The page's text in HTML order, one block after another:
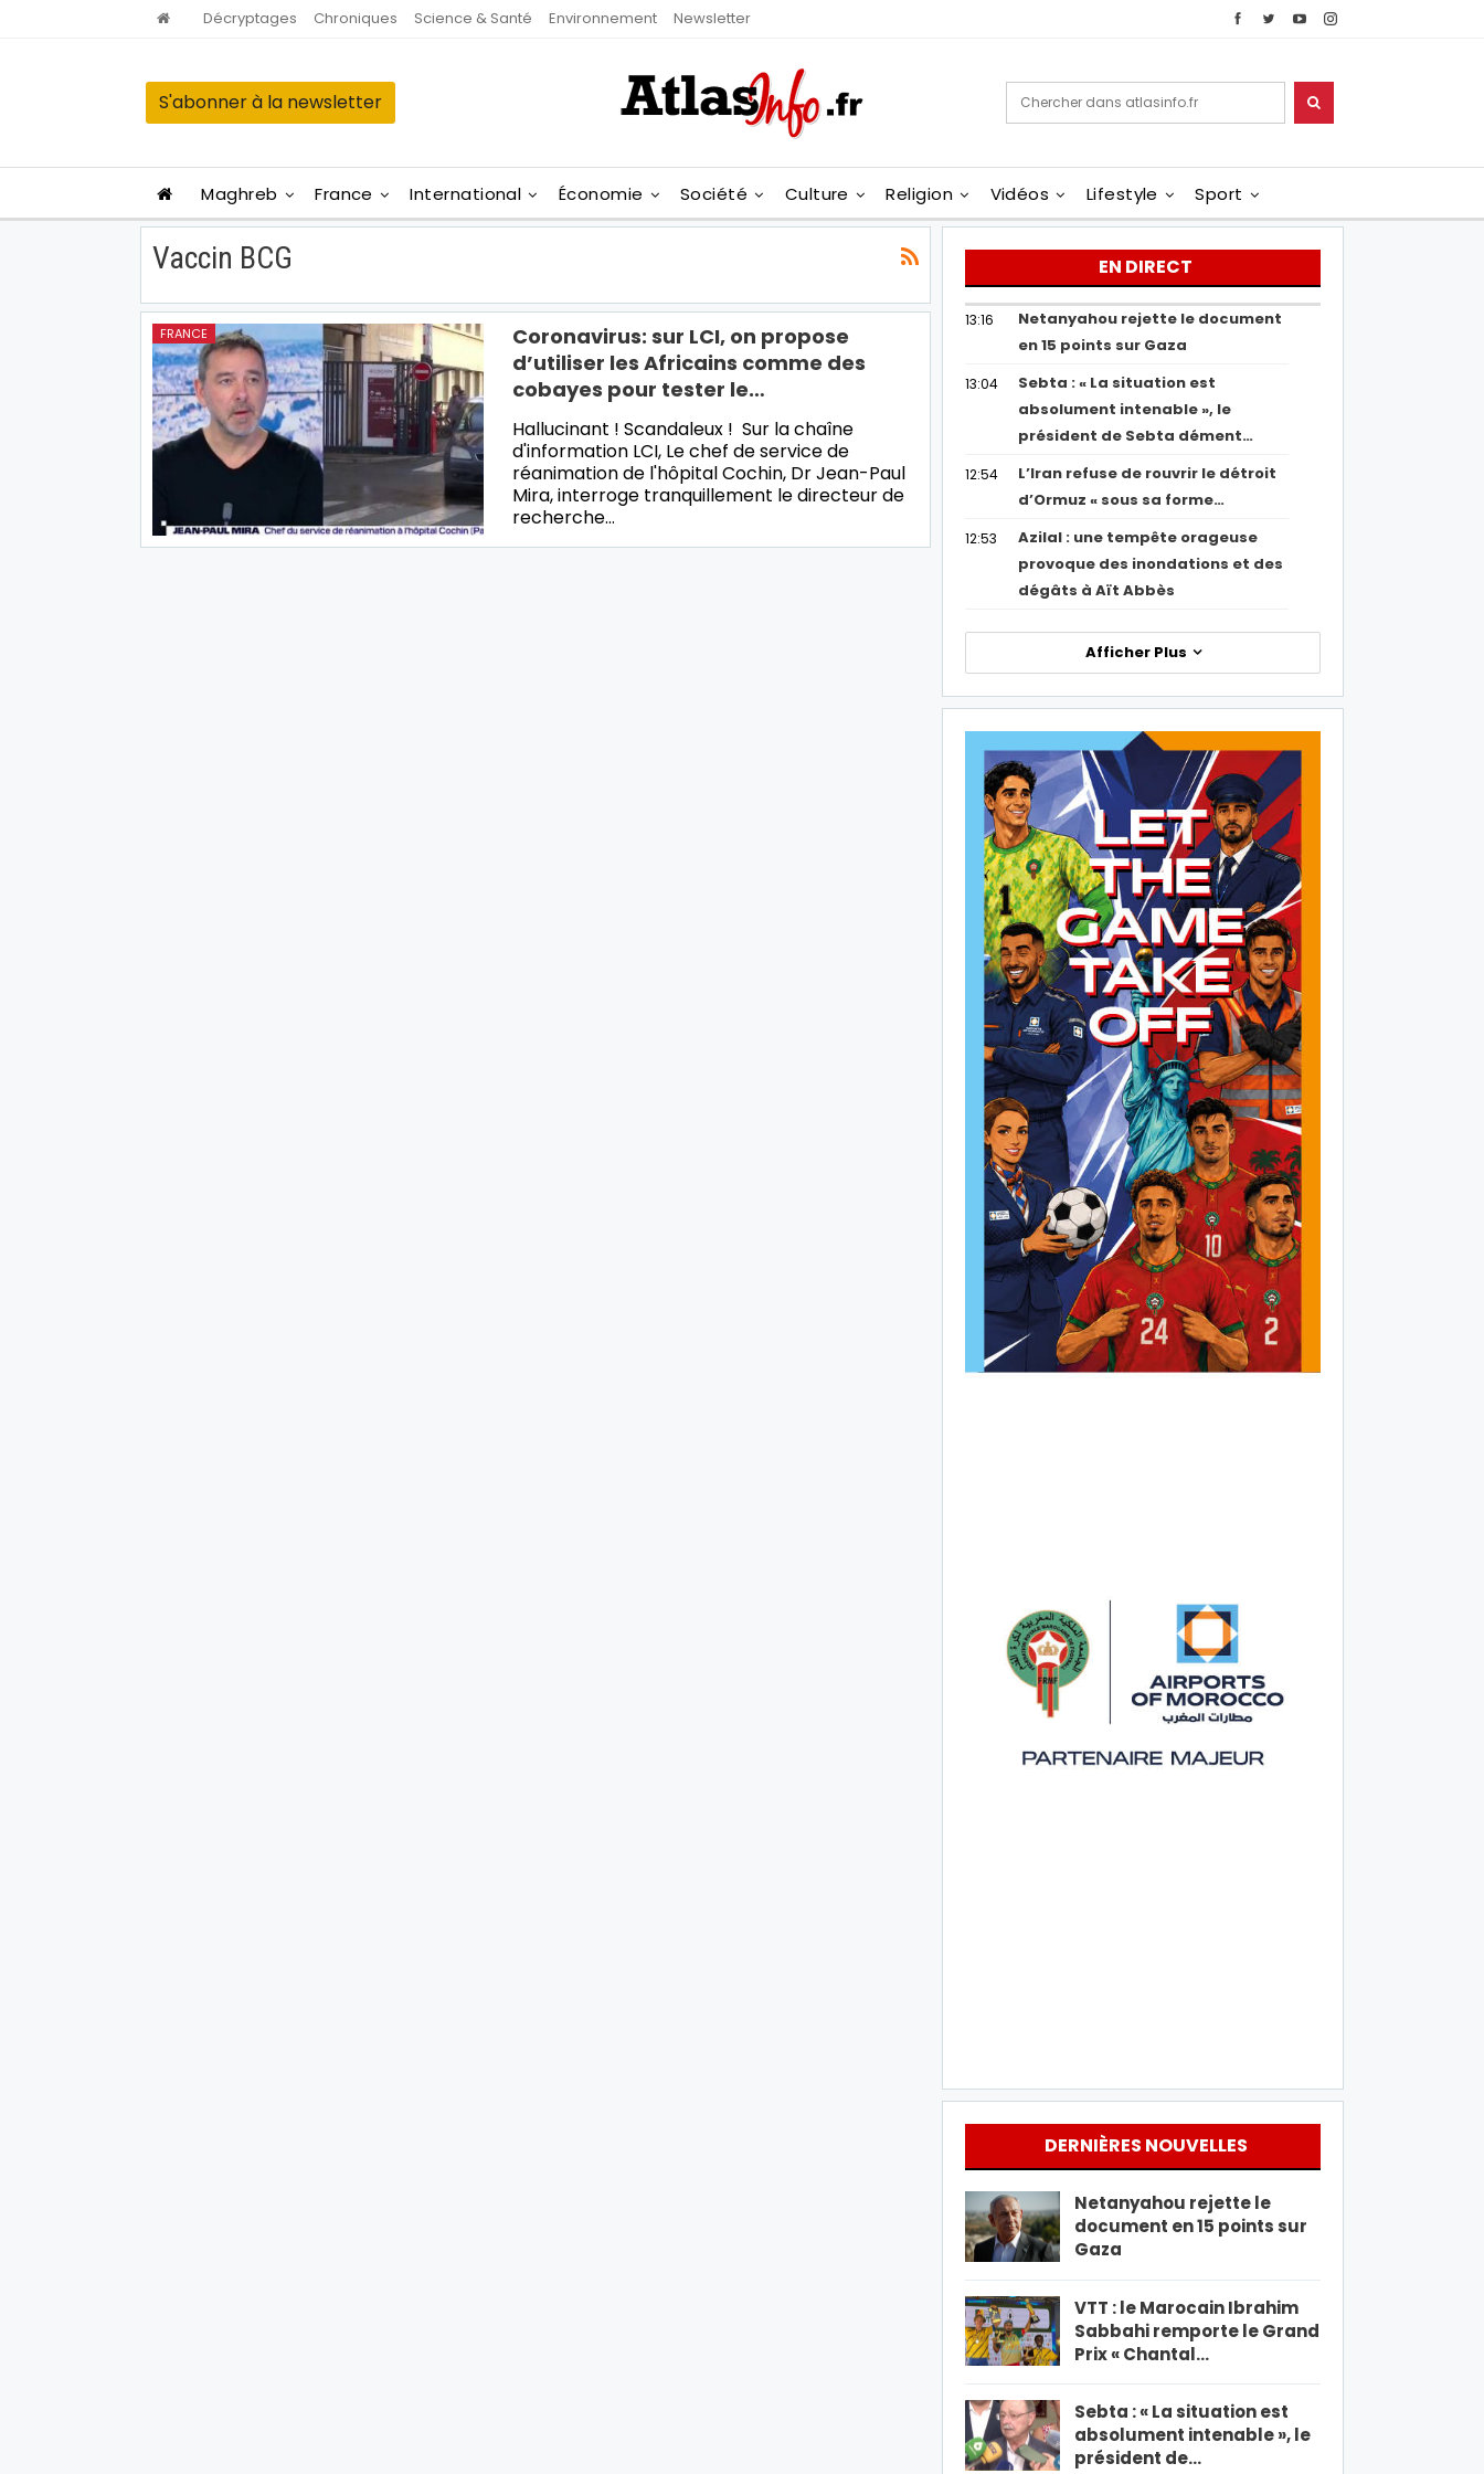
Décryptages Chroniques Science & Santé Environnement Newsletter
S'abonner à la newsletter
Maghreb France International Économie Société Culture Religion Vidéos Lifestyle Sport
Vaccin BCG
FRANCE
Coronavirus: sur LCI, on propose
d’utiliser les Africains comme des
cobayes pour tester le…
Hallucinant ! Scandaleux ! Sur la chaîne
d'information LCI, Le chef de service de
réanimation de l'hôpital Cochin, Dr Jean-Paul
Mira, interroge tranquillement le directeur de
recherche…
EN DIRECT
13:16
Netanyahou rejette le document
en 15 points sur Gaza
13:04
Sebta : « La situation est
absolument intenable », le
président de Sebta dément…
12:54
L’Iran refuse de rouvrir le détroit
d’Ormuz « sous sa forme…
12:53
Azilal : une tempête orageuse
provoque des inondations et des
dégâts à Aït Abbès
Afficher Plus
DERNIÈRES NOUVELLES
Netanyahou rejette le
document en 15 points sur
Gaza
VTT : le Marocain Ibrahim
Sabbahi remporte le Grand
Prix « Chantal…
Sebta : « La situation est
absolument intenable », le
président de…